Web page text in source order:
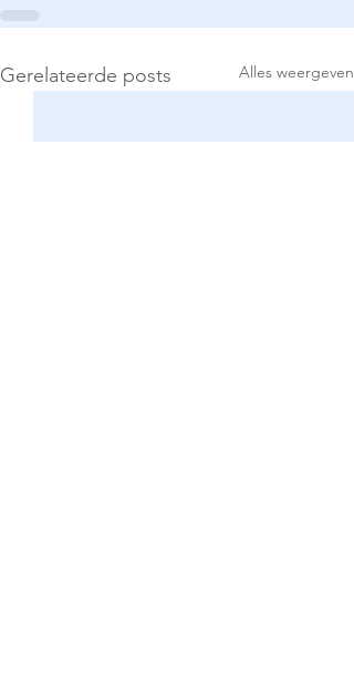
Gerelateerde posts Alles weergeven